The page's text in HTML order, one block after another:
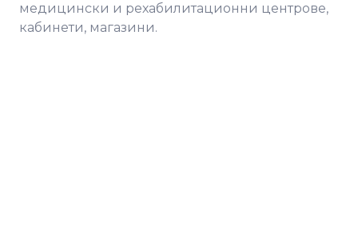
медицински и рехабилитационни центрове,
кабинети, магазини.